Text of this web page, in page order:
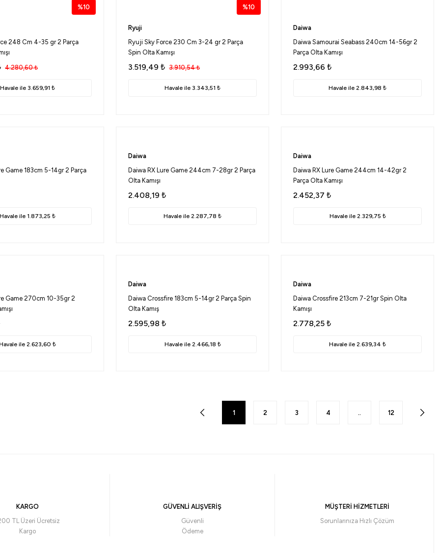
%10
248 Cm 4-35 gr 2 Parça
4.280,60₺
Havale ile 3.659,91 ₺
%10
Ryuji
Ryuji Sky Force 230 Cm 3-24 gr 2 Parça
Spin Olta Kamışı
3.519,49 ₺ 3.910,54₺
Havale ile 3.343,51 ₺
Daiwa
Daiwa Samourai Seabass 240cm 14-56gr 2
Parça Olta Kamışı
2.993,66 ₺
Havale ile 2.843,98 ₺
Game 183cm 5-14gr 2 Parça
Havale ile 1.873,25 ₺
Daiwa
Daiwa RX Lure Game 244cm 7-28gr 2 Parça
Olta Kamışı
2.408,19 ₺
Havale ile 2.287,78 ₺
Daiwa
Daiwa RX Lure Game 244cm 14-42gr 2
Parça Olta Kamışı
2.452,37 ₺
Havale ile 2.329,75 ₺
Game 270cm 10-35gr 2
ile 2.623,60 ₺
Daiwa
Daiwa Crossfire 183cm 5-14gr 2 Parça Spin
Olta Kamış
2.595,98 ₺
Havale ile 2.466,18 ₺
Daiwa
Daiwa Crossfire 213cm 7-21gr Spin Olta
Kamışı
2.778,25 ₺
Havale ile 2.639,34 ₺
1 2 3 4 .. 12
KARGO
TL Üzeri Ücretsiz
Kargo
GÜVENLİ ALIŞVERİŞ
Güvenli
Ödeme
MÜŞTERİ HİZMETLERİ
Sorunlarınıza Hızlı Çözüm